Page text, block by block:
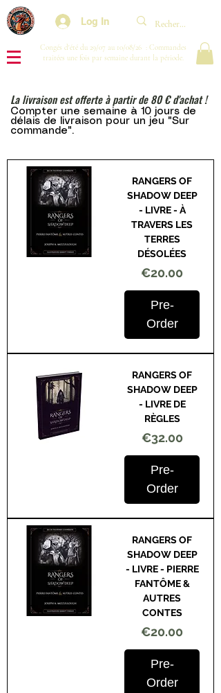
Log In
Congés d'été du 29/07 au 10/08/26 : Commandes
traitées une fois par semaine durant la période.
La livraison est offerte à partir de 80 € d'achat !
Compter une semaine à 10 jours de
délais de livraison pour un jeu "Sur
commande".
RANGERS OF
SHADOW DEEP
- LIVRE - À
TRAVERS LES
TERRES
DÉSOLÉES
Price
€20.00
Pre-
Order
RANGERS OF
SHADOW DEEP
- LIVRE DE
RÈGLES
Price
€32.00
Pre-
Order
RANGERS OF
SHADOW DEEP
- LIVRE - PIERRE
FANTÔME &
AUTRES
CONTES
Price
€20.00
Pre-
Order